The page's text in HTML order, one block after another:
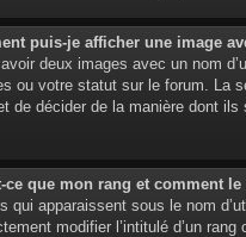
puis-je afficher une image
avoir deux images avec un nom
ou votre statut sur le forum. La
de décider de la manière dont ils
ce que mon rang et comment
qui apparaissent sous le nom
modifier l’intitulé d’un